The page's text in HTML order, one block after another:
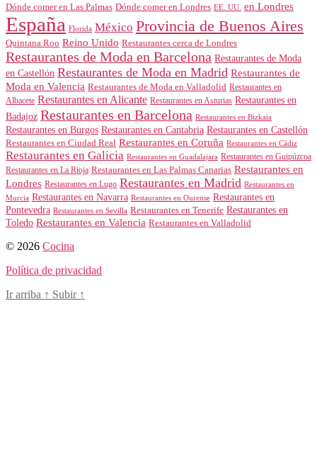
Dónde comer en Las Palmas Dónde comer en Londres EE. UU. en Londres
España Florida México Provincia de Buenos Aires
Quintana Roo Reino Unido Restaurantes cerca de Londres
Restaurantes de Moda en Barcelona Restaurantes de Moda
en Castellón Restaurantes de Moda en Madrid Restaurantes de
Moda en Valencia Restaurantes de Moda en Valladolid Restaurantes en
Albacete Restaurantes en Alicante Restaurantes en Asturias Restaurantes en
Badajoz Restaurantes en Barcelona Restaurantes en Bizkaia
Restaurantes en Burgos Restaurantes en Cantabria Restaurantes en Castellón
Restaurantes en Ciudad Real Restaurantes en Coruña Restaurantes en Cádiz
Restaurantes en Galicia Restaurantes en Guadalajara Restaurantes en Guipúzcoa
Restaurantes en La Rioja Restaurantes en Las Palmas Canarias Restaurantes en
Londres Restaurantes en Lugo Restaurantes en Madrid Restaurantes en
Murcia Restaurantes en Navarra Restaurantes en Ourense Restaurantes en
Pontevedra Restaurantes en Sevilla Restaurantes en Tenerife Restaurantes en
Toledo Restaurantes en Valencia Restaurantes en Valladolid
© 2026 Cocina
Política de privacidad
Ir arriba ↑ Subir ↑